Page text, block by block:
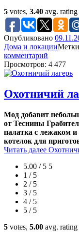
5 votes, 3.40 avg. rating
Опубликовано
Дома и локацииМетки
комментарий
Просмотров: 4 477
Охотничий
Мод добавит
от Теснины
палатка с лежаком и
котелок для
Читать далее
5.00 / 5 5
1 / 5
2 / 5
3 / 5
4 / 5
5 / 5
5 votes, 5.00 avg. rating